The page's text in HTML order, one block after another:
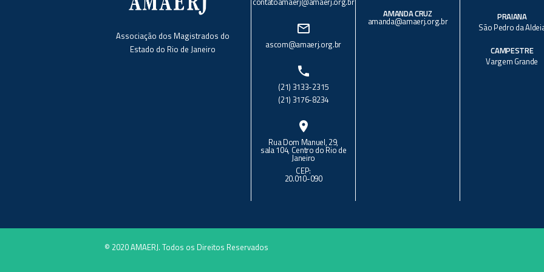
Associação dos Magistrados do
Estado do Rio de Janeiro
mail_outline
ascom@amaerj.org.br
phone
(21) 3133-2315
(21) 3176-8234
location_on
Rua Dom Manuel, 29,
sala 104, Centro do Rio de
Janeiro
CEP:
20.010-090
AMANDA CRUZ
amanda@amaerj.org.br
PRAIANA
São Pedro da
CAMPESTRE
Vargem Grande
© 2020 AMAERJ. Todos os Direitos Reservados